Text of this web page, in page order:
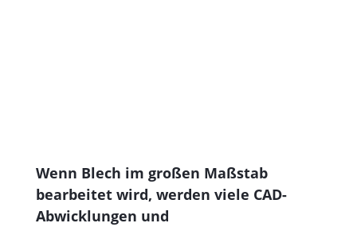
Wenn Blech im großen Maßstab
bearbeitet wird, werden viele CAD-
Abwicklungen und